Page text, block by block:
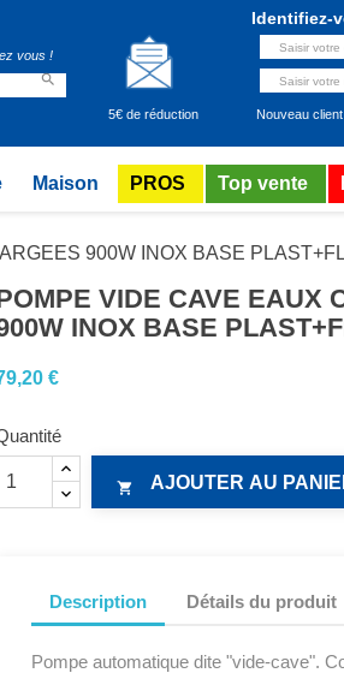
vous !

5€ de réduction
Identifiez-
Nouveau client
Maison PROS Top vente
900W INOX BASE
VIDE CAVE EAUX
INOX BASE
€
 AJOUTER AU
Description Détails du produit
Pompe automatique dite "vide-cave".